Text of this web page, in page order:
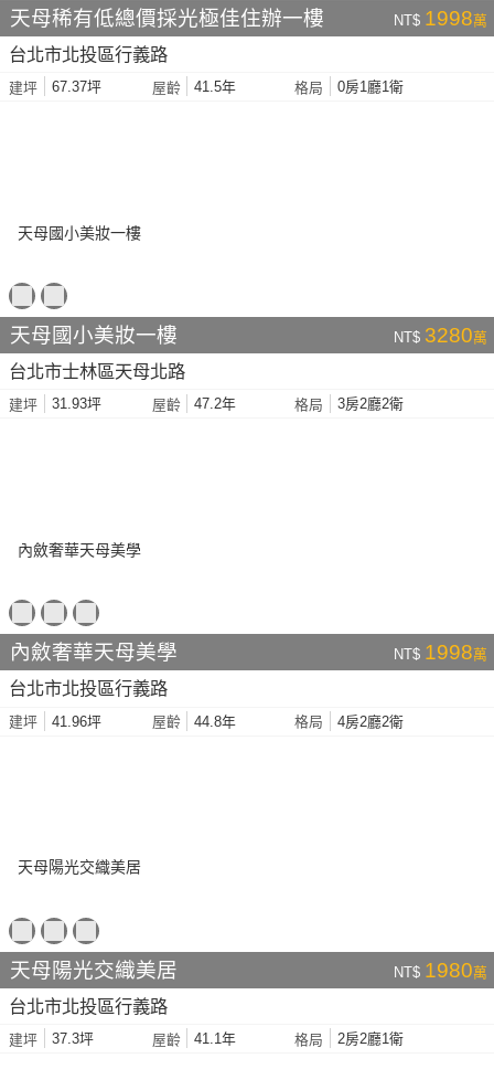
天母稀有低總價採光極佳住辦一樓 NT$ 1998萬
台北市北投區行義路
建坪 67.37坪 屋齡 41.5年 格局 0房1廳1衛
天母國小美妝一樓 NT$ 3280萬
台北市士林區天母北路
建坪 31.93坪 屋齡 47.2年 格局 3房2廳2衛
內斂奢華天母美學 NT$ 1998萬
台北市北投區行義路
建坪 41.96坪 屋齡 44.8年 格局 4房2廳2衛
天母陽光交織美居 NT$ 1980萬
台北市北投區行義路
建坪 37.3坪 屋齡 41.1年 格局 2房2廳1衛